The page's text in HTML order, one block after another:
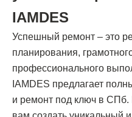
IAMDES
Успешный ремонт – это
планирования,
профессионального
IAMDES предлагает
и ремонт под ключ в